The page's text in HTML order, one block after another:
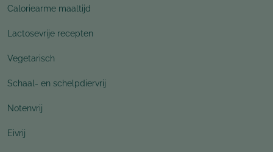
Caloriearme maaltijd
Lactosevrije recepten
Vegetarisch
Schaal- en schelpdiervrij
Notenvrij
Eivrij